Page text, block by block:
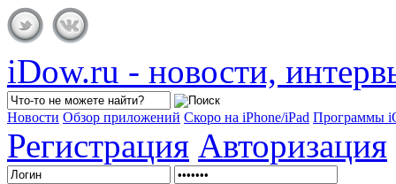
iDow.ru - новости,
Новости Обзор приложений Скоро на iPhone/iPad Программы
Регистрация Авторизация